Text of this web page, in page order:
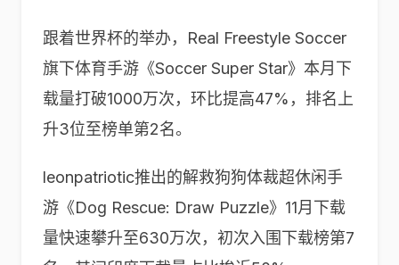
跟着世界杯的举办，Real Freestyle Soccer
旗下体育手游《Soccer Super Star》本月下
载量打破1000万次，环比提高47%，排名上
升3位至榜单第2名。
leonpatriotic推出的解救狗狗体裁超休闲手
游《Dog Rescue: Draw Puzzle》11月下载
量快速攀升至630万次，初次入围下载榜第7